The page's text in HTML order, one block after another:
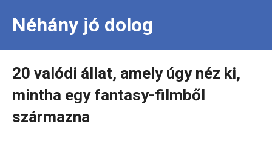
Néhány jó dolog
20 valódi állat, amely úgy néz ki,
mintha egy fantasy-filmből
származna